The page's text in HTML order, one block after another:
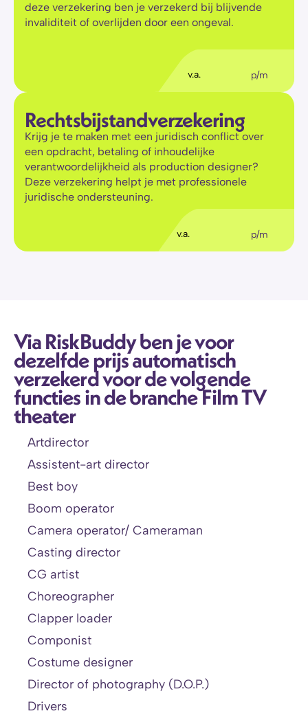
deze verzekering ben je verzekerd bij blijvende
invaliditeit of overlijden door een ongeval.
v.a.€ p/m
Rechtsbijstandverzekering
Krijg je te maken met een juridisch conflict over
een opdracht, betaling of inhoudelijke
verantwoordelijkheid als production designer?
Deze verzekering helpt je met professionele
juridische ondersteuning.
v.a.€ p/m
Via RiskBuddy ben je voor
dezelfde prijs automatisch
verzekerd voor de volgende
functies in de branche Film TV
theater
Artdirector
Assistent-art director
Best boy
Boom operator
Camera operator/ Cameraman
Casting director
CG artist
Choreographer
Clapper loader
Componist
Costume designer
Director of photography (D.O.P.)
Drivers